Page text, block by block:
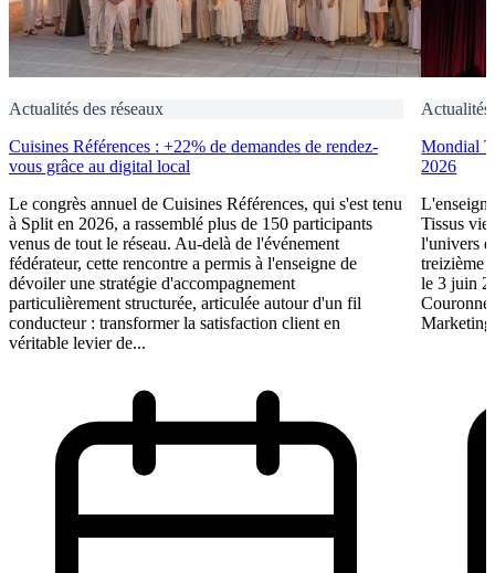
Actualités des réseaux
Cuisines Références : +22% de demandes de rendez-
vous grâce au digital local
Le congrès annuel de Cuisines Références, qui s'est tenu
à Split en 2026, a rassemblé plus de 150 participants
venus de tout le réseau. Au-delà de l'événement
fédérateur, cette rencontre a permis à l'enseigne de
dévoiler une stratégie d'accompagnement
particulièrement structurée, articulée autour d'un fil
conducteur : transformer la satisfaction client en
véritable levier de...
Actualités
Mondial
2026
Tissus
l'univers
treizième
le 3 juin